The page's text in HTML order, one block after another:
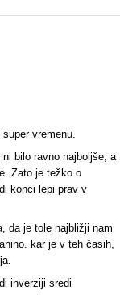
vremenu.
ni bilo ravno najboljše, a
Zato je težko o
konci lepi prav v
da je tole najbližji nam
kar je v teh časih,
inverziji sredi